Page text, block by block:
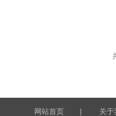
网站首页 | 关于